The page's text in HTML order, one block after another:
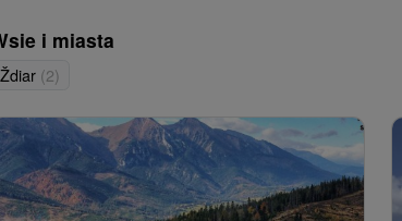
i miasta
Ždiar (2)